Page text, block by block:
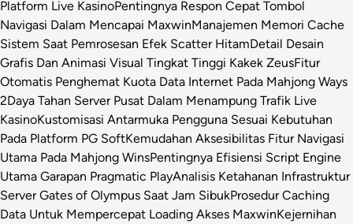
Platform Live KasinoPentingnya Respon Cepat Tombol
Navigasi Dalam Mencapai MaxwinManajemen Memori Cache
Sistem Saat Pemrosesan Efek Scatter HitamDetail Desain
Grafis Dan Animasi Visual Tingkat Tinggi Kakek ZeusFitur
Otomatis Penghemat Kuota Data Internet Pada Mahjong Ways
2Daya Tahan Server Pusat Dalam Menampung Trafik Live
KasinoKustomisasi Antarmuka Pengguna Sesuai Kebutuhan
Pada Platform PG SoftKemudahan Aksesibilitas Fitur Navigasi
Utama Pada Mahjong WinsPentingnya Efisiensi Script Engine
Utama Garapan Pragmatic PlayAnalisis Ketahanan Infrastruktur
Server Gates of Olympus Saat Jam SibukProsedur Caching
Data Untuk Mempercepat Loading Akses MaxwinKejernihan